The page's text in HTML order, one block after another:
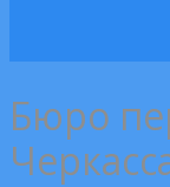
Бюро